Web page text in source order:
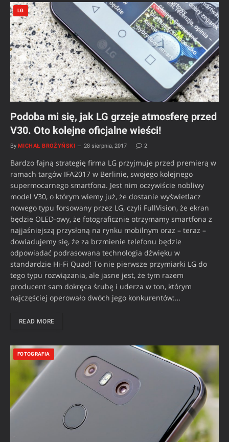
LG
Podoba mi się, jak LG grzeje atmosferę przed
V30. Oto kolejne oficjalne wieści!
By MICHAŁ BROŻYŃSKI 28 sierpnia, 2017 2
Bardzo fajną strategię firma LG przyjmuje przed premierą w
ramach targów IFA2017 w Berlinie, swojego kolejnego
supermocarnego smartfona. Jest nim oczywiście nobliwy
model V30, o którym wiemy już, że dostanie wyświetlacz
nowego typu forsowany przez LG, czyli FullVision, że ekran
będzie OLED-owy, że fotograficznie otrzymamy smartfona z
najjaśniejszą przysłoną na rynku mobilnym oraz – teraz –
dowiadujemy się, że za brzmienie telefonu będzie
odpowiadać podrasowana technologia dźwięku w
standardzie Hi-Fi Quad! To nie pierwsze przymiarki LG do
tego typu rozwiązania, ale jasne jest, że tym razem
producent sam dokręca śrubę i uderza w ton, którym
najczęściej operowało dwóch jego konkurentów:…
READ MORE
FOTOGRAFIA